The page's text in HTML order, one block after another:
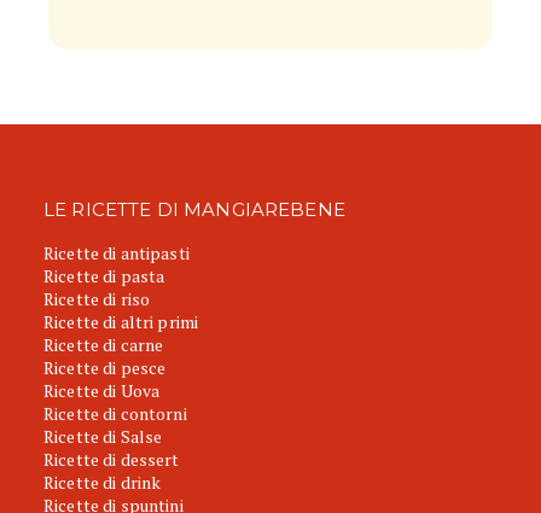
LE RICETTE DI MANGIAREBENE
Ricette di antipasti
Ricette di pasta
Ricette di riso
Ricette di altri primi
Ricette di carne
Ricette di pesce
Ricette di Uova
Ricette di contorni
Ricette di Salse
Ricette di dessert
Ricette di drink
Ricette di spuntini